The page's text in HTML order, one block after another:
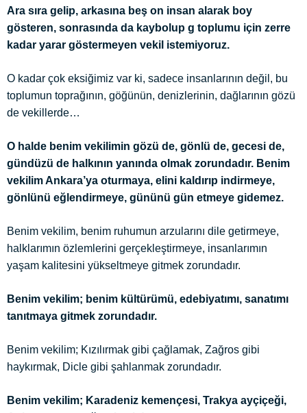
Ara sıra gelip, arkasına beş on insan alarak boy
gösteren, sonrasında da kaybolup g toplumu için zerre
kadar yarar göstermeyen vekil istemiyoruz.
O kadar çok eksiğimiz var ki, sadece insanlarının değil, bu
toplumun toprağının, göğünün, denizlerinin, dağlarının gözü
de vekillerde…
O halde benim vekilimin gözü de, gönlü de, gecesi de,
gündüzü de halkının yanında olmak zorundadır. Benim
vekilim Ankara’ya oturmaya, elini kaldırıp indirmeye,
gönlünü eğlendirmeye, gününü gün etmeye gidemez.
Benim vekilim, benim ruhumun arzularını dile getirmeye,
halklarımın özlemlerini gerçekleştirmeye, insanlarımın
yaşam kalitesini yükseltmeye gitmek zorundadır.
Benim vekilim; benim kültürümü, edebiyatımı, sanatımı
tanıtmaya gitmek zorundadır.
Benim vekilim; Kızılırmak gibi çağlamak, Zağros gibi
haykırmak, Dicle gibi şahlanmak zorundadır.
Benim vekilim; Karadeniz kemençesi, Trakya ayçiçeği,